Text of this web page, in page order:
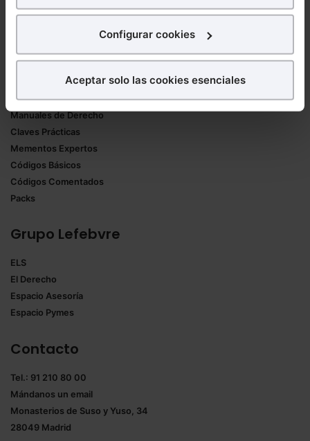
para poder mostrarte publicidad y contenidos de tu
¿Qué puedes hacer?
experiencia en la web sea óptima
Puedes
También puedes
seleccionar solo aquellas que quieras permitir en tu
Saber más acerca de las cookies
Configurar cookies
Aceptar solo las cookies esenciales
Librerías asociadas
Productos
Formularios Jurídicos
Manuales de Derecho
Claves Prácticas
Mementos Expertos
Códigos Básicos
Códigos Comentados
Packs
Grupo Lefebvre
ELS
El Derecho
Espacio Asesoría
Espacio Pymes
Contacto
Tel.: 91 210 80 00
Mándanos un email
Monasterios de Suso y Yuso, 34
28049 Madrid